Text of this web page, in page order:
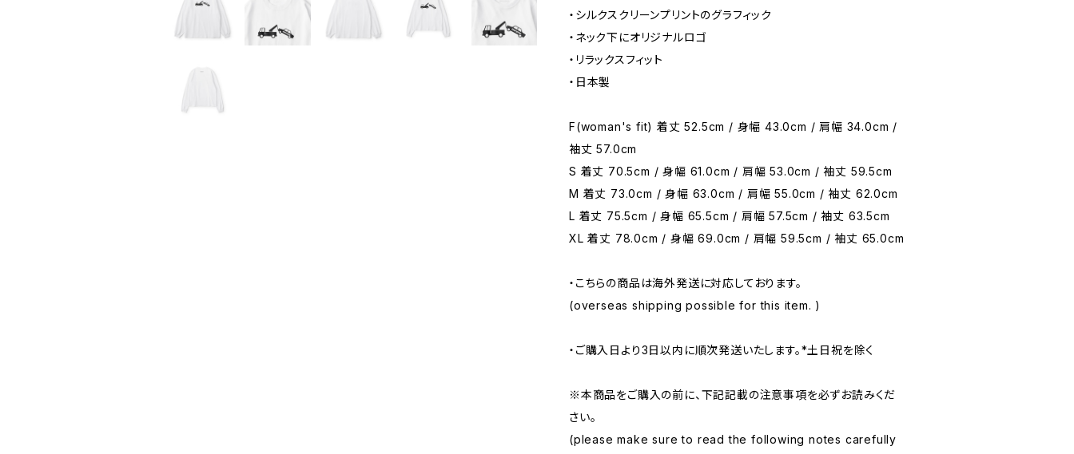
・シルクスクリーンプリントのグラフィック
・ネック下にオリジナルロゴ
・リラックスフィット
・日本製
F(woman's fit) 着丈 52.5cm / 身幅 43.0cm / 肩幅 34.0cm /
袖丈 57.0cm
S 着丈 70.5cm / 身幅 61.0cm / 肩幅 53.0cm / 袖丈 59.5cm
M 着丈 73.0cm / 身幅 63.0cm / 肩幅 55.0cm / 袖丈 62.0cm
L 着丈 75.5cm / 身幅 65.5cm / 肩幅 57.5cm / 袖丈 63.5cm
XL 着丈 78.0cm / 身幅 69.0cm / 肩幅 59.5cm / 袖丈 65.0cm
・こちらの商品は海外発送に対応しております。
(overseas shipping possible for this item. )
・ご購入日より3日以内に順次発送いたします。*土日祝を除く
※本商品をご購入の前に、下記記載の注意事項を必ずお読みくだ
さい。
(please make sure to read the following notes carefully